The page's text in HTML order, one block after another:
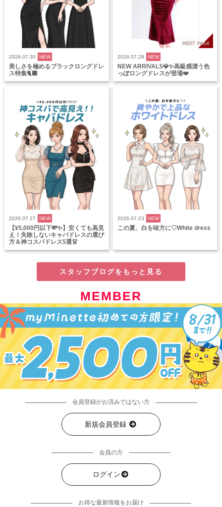
2026.07.30 NEW
美しさを極めるブラックロングドレ
ス特集🐈‍⬛
2026.07.29 NEW
NEW ARRIVALS💎✨高級感漂う色
っぽロングドレスが登場❤️
2026.07.27 NEW
【¥5,000円以下💸✨】安くても高見
え！失敗しないキャバドレスの選び
方＆神コスパドレス5選👗
2026.07.23 NEW
この夏、白を味方に♡White dress
スタッフブログをもっと見る
MEMBER
会員登録がお済みではない方
新規会員登録
会員の方
ログイン
お得な最新情報をお届け